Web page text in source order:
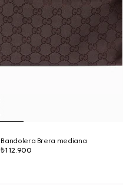
Bandolera Brera mediana
₺112.900